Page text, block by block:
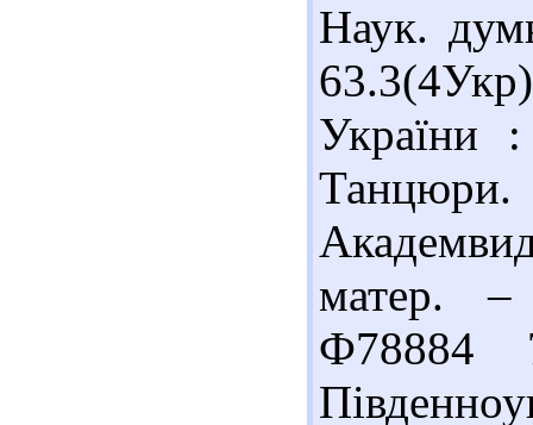
Наук.
України
матер. –
Ф78884